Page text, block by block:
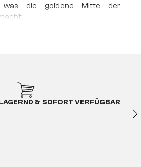
was die goldene Mitte der
& SOFORT VERFÜGBAR